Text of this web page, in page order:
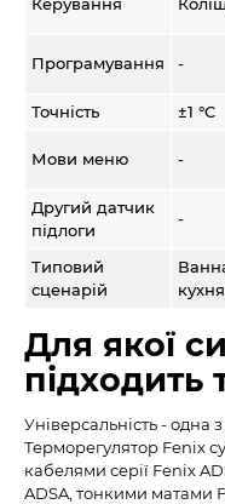
Програмування -
Точність
±1 °C
Мови меню -
Другий датчик
підлоги
-
Типовий
сценарій
кухня
Для якої
підходить
Універсальність - одна
Терморегулятор Fenix
кабелями серії Fenix
ADSA, тонкими матами